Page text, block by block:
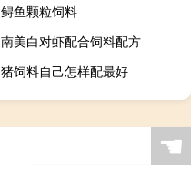
鲟鱼颗粒饲料
南美白对虾配合饲料配方
猪饲料自己怎样配最好
☚